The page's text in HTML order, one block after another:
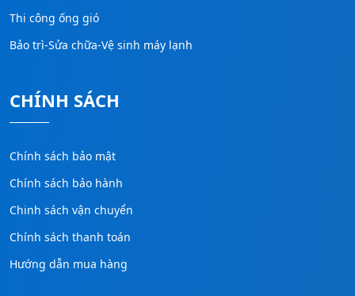
Thi công ống gió
Bảo trì-Sửa chữa-Vệ sinh máy lạnh
CHÍNH SÁCH
Chính sách bảo mật
Chính sách bảo hành
Chinh sách vận chuyển
Chính sách thanh toán
Hướng dẫn mua hàng